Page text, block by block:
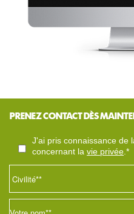
PRENEZ CONTACT DÈS
j'ai pris connaissance de la politique d'eteamsys
concernant la vie privée.*